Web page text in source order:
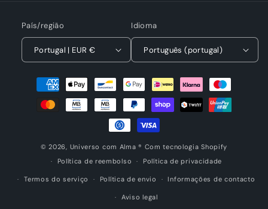
País/região
Portugal | EUR €
Idioma
Português (portugal)
Métodos
pagamento
© 2026, Universo com Alma ® Com tecnologia Shopify
Política de reembolso
Política de privacidade
Termos do serviço Política de envio Informações de contacto
Aviso legal